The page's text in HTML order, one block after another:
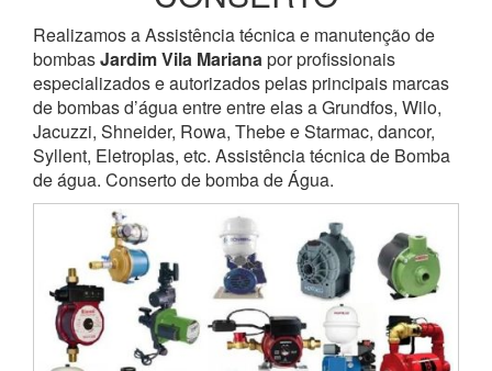
Realizamos a Assistência técnica e manutenção de
bombasJardim Vila Marianapor profissionais
especializados e autorizados pelas principais marcas
de bombas d’água entre entre elas a Grundfos, Wilo,
Jacuzzi, Shneider, Rowa, Thebe e Starmac, dancor,
Syllent, Eletroplas, etc. Assistência técnica de Bomba
de água. Conserto de bomba de Água.